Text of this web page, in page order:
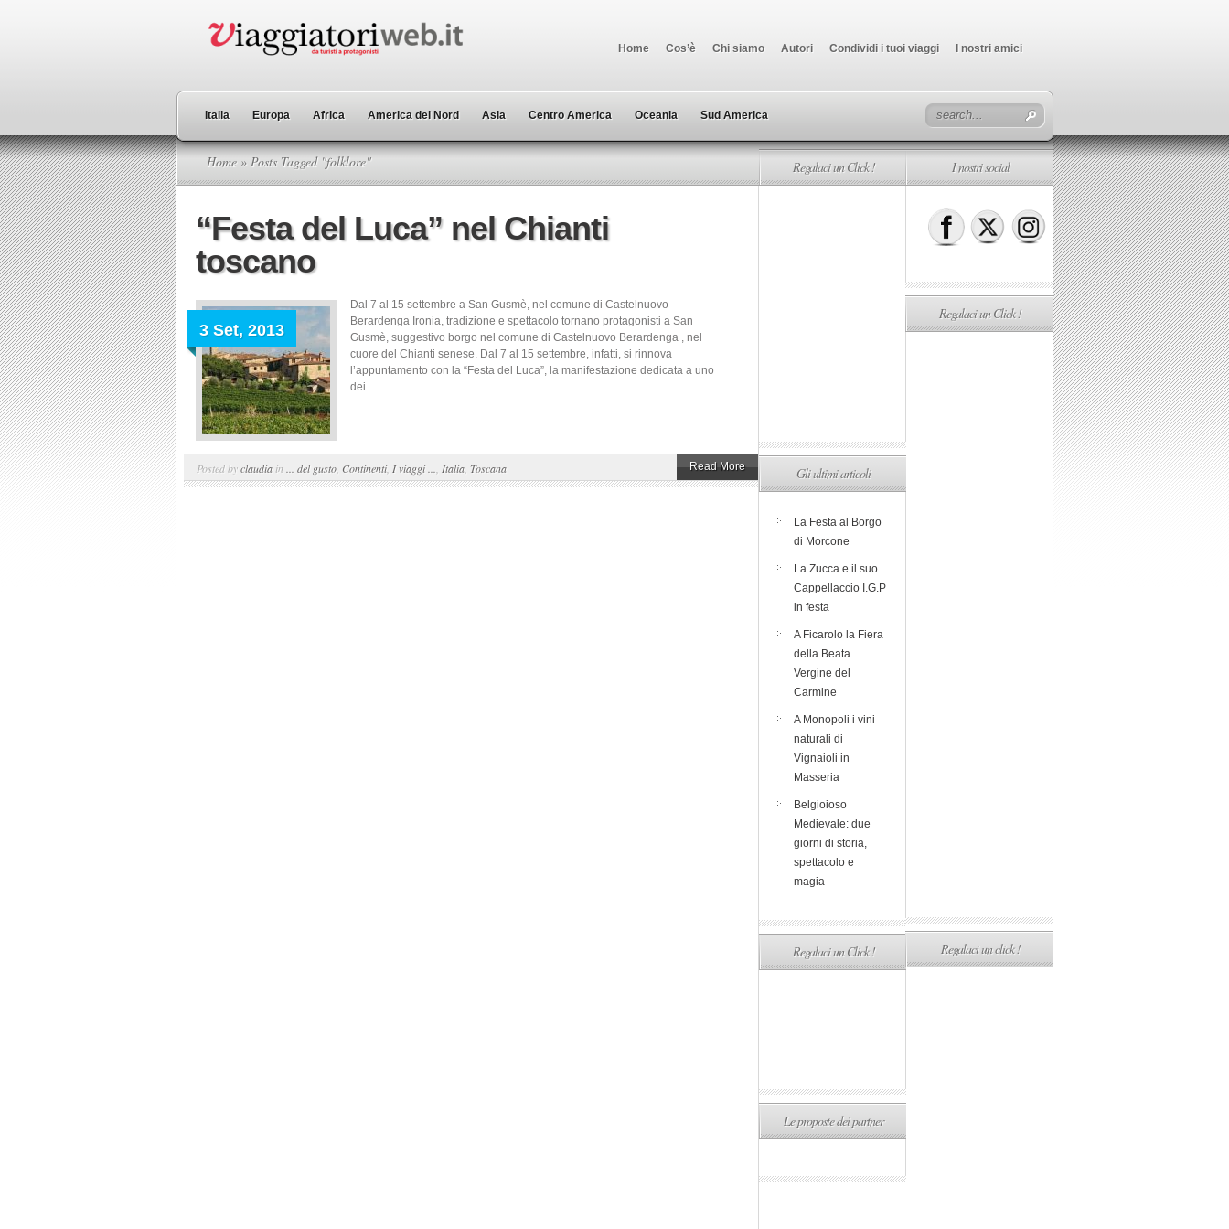
Home Cos’è Chi siamo Autori Condividi i tuoi viaggi I nostri amici
Italia Europa Africa America del Nord Asia Centro America Oceania Sud America
Home » Posts Tagged "folklore"
“Festa del Luca” nel Chianti
toscano
3 Set, 2013
Dal 7 al 15 settembre a San Gusmè, nel comune di Castelnuovo
Berardenga Ironia, tradizione e spettacolo tornano protagonisti a San
Gusmè, suggestivo borgo nel comune di Castelnuovo Berardenga , nel
cuore del Chianti senese. Dal 7 al 15 settembre, infatti, si rinnova
l’appuntamento con la “Festa del Luca”, la manifestazione dedicata a uno
dei...
Posted byclaudia in ... del gusto Continenti, I viaggi ... Italia Toscana Read More
Regalaci un Click !
Gli ultimi articoli
La Festa al Borgo
di Morcone
La Zucca e il suo
Cappellaccio I.G.P
in festa
A Ficarolo la Fiera
della Beata
Vergine del
Carmine
A Monopoli i vini
naturali di
Vignaioli in
Masseria
Belgioioso
Medievale: due
giorni di storia,
spettacolo e
magia
Regalaci un Click !
Le proposte dei partner
I nostri social
Regalaci un Click !
Regalaci un click !